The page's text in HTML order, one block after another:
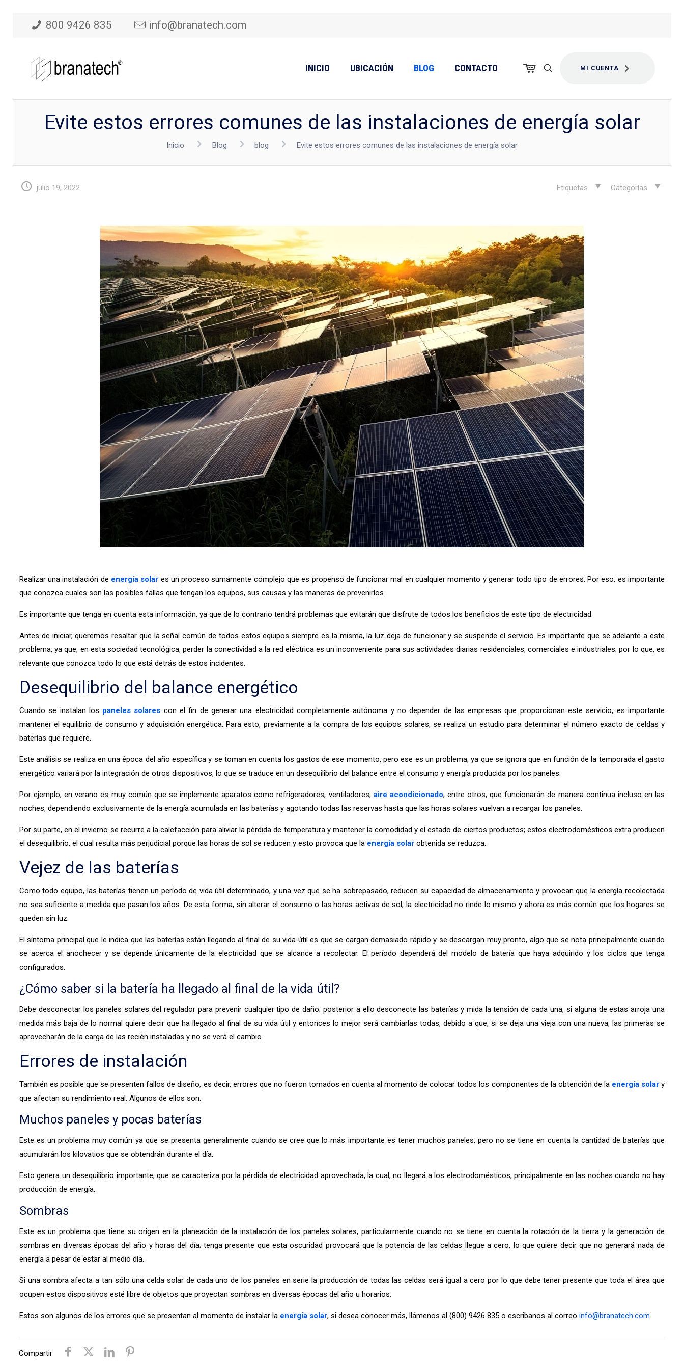
800 9426 835 info@branatech.com
INICIO UBICACIÓN BLOG CONTACTO MI CUENTA
Evite estos errores comunes de las instalaciones de energía solar
Inicio Blog blog Evite estos errores comunes de las instalaciones de energía solar
julio 19, 2022 Categorías
Etiquetas
Realizar una instalación de energía solar es un proceso sumamente complejo que es propenso de funcionar mal en cualquier momento y generar todo tipo de errores. Por eso, es importante
que conozca cuales son las posibles fallas que tengan los equipos, sus causas y las maneras de prevenirlos.
Es importante que tenga en cuenta esta información, ya que de lo contrario tendrá problemas que evitarán que disfrute de todos los beneficios de este tipo de electricidad.
Antes de iniciar, queremos resaltar que la señal común de todos estos equipos siempre es la misma, la luz deja de funcionar y se suspende el servicio. Es importante que se adelante a este
problema, ya que, en esta sociedad tecnológica, perder la conectividad a la red eléctrica es un inconveniente para sus actividades diarias residenciales, comerciales e industriales; por lo que, es
relevante que conozca todo lo que está detrás de estos incidentes.
Desequilibrio del balance energético
Cuando se instalan los paneles solares con el fin de generar una electricidad completamente autónoma y no depender de las empresas que proporcionan este servicio, es importante
mantener el equilibrio de consumo y adquisición energética. Para esto, previamente a la compra de los equipos solares, se realiza un estudio para determinar el número exacto de celdas y
baterías que requiere.
Este análisis se realiza en una época del año específica y se toman en cuenta los gastos de ese momento, pero ese es un problema, ya que se ignora que en función de la temporada el gasto
energético variará por la integración de otros dispositivos, lo que se traduce en un desequilibrio del balance entre el consumo y energía producida por los paneles.
Por ejemplo, en verano es muy común que se implemente aparatos como refrigeradores, ventiladores, aire acondicionado, entre otros, que funcionarán de manera continua incluso en las
noches, dependiendo exclusivamente de la energía acumulada en las baterías y agotando todas las reservas hasta que las horas solares vuelvan a recargar los paneles.
Por su parte, en el invierno se recurre a la calefacción para aliviar la pérdida de temperatura y mantener la comodidad y el estado de ciertos productos; estos electrodomésticos extra producen
el desequilibrio, el cual resulta más perjudicial porque las horas de sol se reducen y esto provoca que la energía solarobtenida se reduzca.
Vejez de las baterías
Como todo equipo, las baterías tienen un período de vida útil determinado, y una vez que se ha sobrepasado, reducen su capacidad de almacenamiento y provocan que la energía recolectada
no sea suficiente a medida que pasan los años. De esta forma, sin alterar el consumo o las horas activas de sol, la electricidad no rinde lo mismo y ahora es más común que los hogares se
queden sin luz.
El síntoma principal que le indica que las baterías están llegando al final de su vida útil es que se cargan demasiado rápido y se descargan muy pronto, algo que se nota principalmente cuando
se acerca el anochecer y se depende únicamente de la electricidad que se alcance a recolectar. El período dependerá del modelo de batería que haya adquirido y los ciclos que tenga
configurados.
¿Cómo saber si la batería ha llegado al final de la vida útil?
Debe desconectar los paneles solares del regulador para prevenir cualquier tipo de daño; posterior a ello desconecte las baterías y mida la tensión de cada una, si alguna de estas arroja una
medida más baja de lo normal quiere decir que ha llegado al final de su vida útil y entonces lo mejor será cambiarlas todas, debido a que, si se deja una vieja con una nueva, las primeras se
aprovecharán de la carga de las recién instaladas y no se verá el cambio.
Errores de instalación
También es posible que se presenten fallos de diseño, es decir, errores que no fueron tomados en cuenta al momento de colocar todos los componentes de la obtención de la energía solar y
que afectan su rendimiento real. Algunos de ellos son:
Muchos paneles y pocas baterías
Este es un problema muy común ya que se presenta generalmente cuando se cree que lo más importante es tener muchos paneles, pero no se tiene en cuenta la cantidad de baterías que
acumularán los kilovatios que se obtendrán durante el día.
Esto genera un desequilibrio importante, que se caracteriza por la pérdida de electricidad aprovechada, la cual, no llegará a los electrodomésticos, principalmente en las noches cuando no hay
producción de energía.
Sombras
Este es un problema que tiene su origen en la planeación de la instalación de los paneles solares, particularmente cuando no se tiene en cuenta la rotación de la tierra y la generación de
sombras en diversas épocas del año y horas del día; tenga presente que esta oscuridad provocará que la potencia de las celdas llegue a cero, lo que quiere decir que no generará nada de
energía a pesar de estar al medio día.
Si una sombra afecta a tan sólo una celda solar de cada uno de los paneles en serie la producción de todas las celdas será igual a cero por lo que debe tener presente que toda el área que
ocupen estos dispositivos esté libre de objetos que proyectan sombras en diversas épocas del año u horarios.
Estos son algunos de los errores que se presentan al momento de instalar la energía solar, si desea conocer más, llámenos al (800) 9426 835 o escribanos al correo info@branatech.com.
Compartir